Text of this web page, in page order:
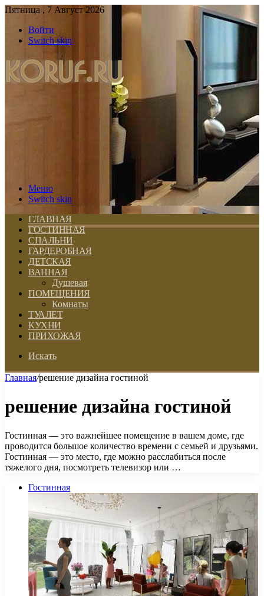
Пятница , 7 Август 2026
Войти
Switch skin
Меню
Switch skin
ГЛАВНАЯ
ГОСТИННАЯ
СПАЛЬНИ
ГАРДЕРОБНАЯ
ДЕТСКАЯ
ВАННАЯ
Душевая
ПОМЕЩЕНИЯ
Комнаты
ТУАЛЕТ
КУХНИ
ПРИХОЖАЯ
Искать
Главная/решение дизайна гостиной
решение дизайна гостиной
Гостинная — это важнейшее помещение в вашем доме, где
проводится большое количество времени с семьей и друзьями.
Гостинная — это место, где можно расслабиться после
тяжелого дня, посмотреть телевизор или …
Гостинная